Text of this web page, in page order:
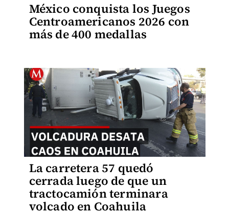
México conquista los Juegos
Centroamericanos 2026 con
más de 400 medallas
La carretera 57 quedó
cerrada luego de que un
tractocamión terminara
volcado en Coahuila